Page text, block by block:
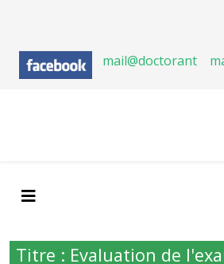
mail@doctorant
Titre : Evaluation de